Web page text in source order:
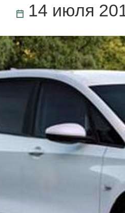
14 июля